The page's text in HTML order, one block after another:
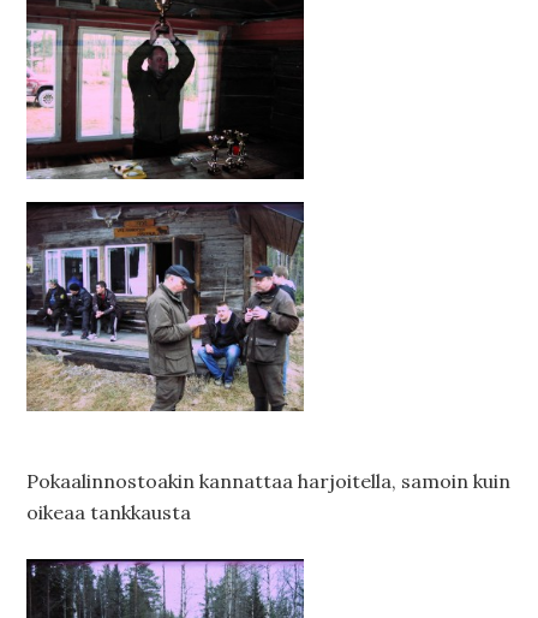
Pokaalinnostoakin kannattaa harjoitella, samoin kuin
oikeaa tankkausta